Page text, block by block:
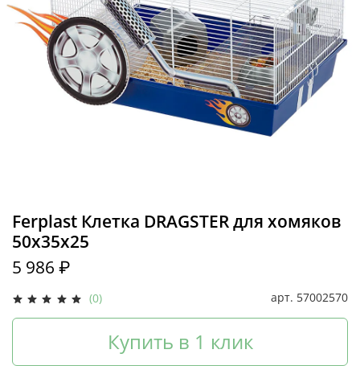
(0) арт. 57002570
Ferplast Клетка DRAGSTER для хомяков
50х35х25
5 986 ₽
Купить в 1 клик